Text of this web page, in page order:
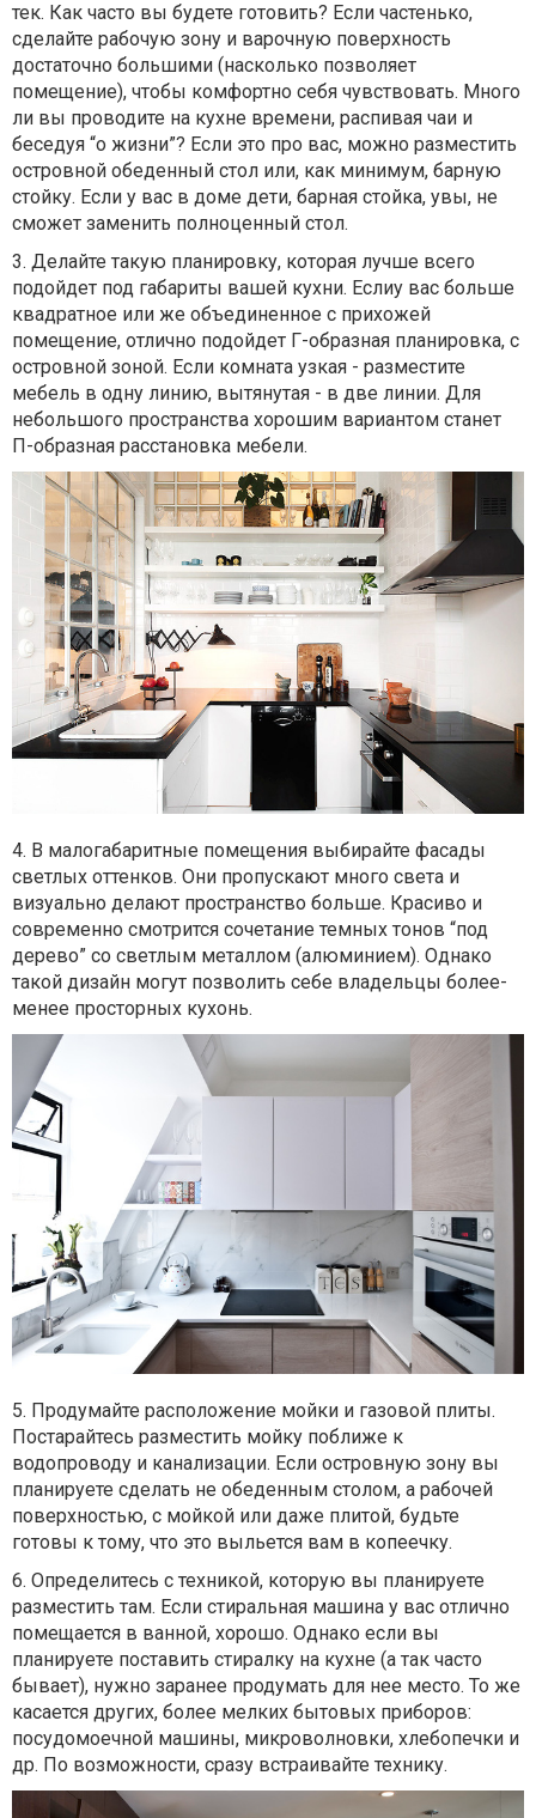
тек. Как часто вы будете готовить? Если частенько,
сделайте рабочую зону и варочную поверхность
достаточно большими (насколько позволяет
помещение), чтобы комфортно себя чувствовать. Много
ли вы проводите на кухне времени, распивая чаи и
беседуя “о жизни”? Если это про вас, можно разместить
островной обеденный стол или, как минимум, барную
стойку. Если у вас в доме дети, барная стойка, увы, не
сможет заменить полноценный стол.
3. Делайте такую планировку, которая лучше всего
подойдет под габариты вашей кухни. Еслиу вас больше
квадратное или же объединенное с прихожей
помещение, отлично подойдет Г-образная планировка, с
островной зоной. Если комната узкая - разместите
мебель в одну линию, вытянутая - в две линии. Для
небольшого пространства хорошим вариантом станет
П-образная расстановка мебели.
4. В малогабаритные помещения выбирайте фасады
светлых оттенков. Они пропускают много света и
визуально делают пространство больше. Красиво и
современно смотрится сочетание темных тонов “под
дерево” со светлым металлом (алюминием). Однако
такой дизайн могут позволить себе владельцы более-
менее просторных кухонь.
5. Продумайте расположение мойки и газовой плиты.
Постарайтесь разместить мойку поближе к
водопроводу и канализации. Если островную зону вы
планируете сделать не обеденным столом, а рабочей
поверхностью, с мойкой или даже плитой, будьте
готовы к тому, что это выльется вам в копеечку.
6. Определитесь с техникой, которую вы планируете
разместить там. Если стиральная машина у вас отлично
помещается в ванной, хорошо. Однако если вы
планируете поставить стиралку на кухне (а так часто
бывает), нужно заранее продумать для нее место. То же
касается других, более мелких бытовых приборов:
посудомоечной машины, микроволновки, хлебопечки и
др. По возможности, сразу встраивайте технику.